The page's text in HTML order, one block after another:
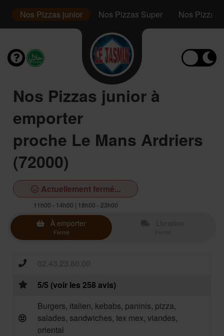
Nos Pizzas junior Nos Pizzas Super Nos Pizzas
Nos Pizzas junior à
emporter
proche Le Mans Ardriers
(72000)
Actuellement fermé...
11h00 - 14h00 | 18h00 - 23h00
À emporter
Fermé
02.43.23.80.00
5/5 (voir les 258 avis)
Burgers, italien, kebabs, paninis, pizza,
salades, sandwiches, tex mex, viandes,
oriental